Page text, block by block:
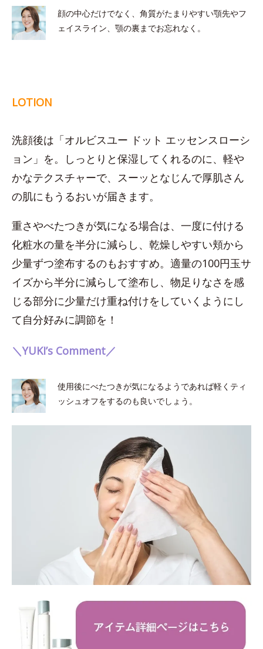
顔の中心だけでなく、角質がたまりやすい顎先やフ
ェイスライン、顎の裏までお忘れなく。
LOTION
洗顔後は「オルビスユー ドット エッセンスローシ
ョン」を。しっとりと保湿してくれるのに、軽や
かなテクスチャーで、スーッとなじんで厚肌さん
の肌にもうるおいが届きます。
重さやべたつきが気になる場合は、一度に付ける
化粧水の量を半分に減らし、乾燥しやすい頬から
少量ずつ塗布するのもおすすめ。適量の100円玉サ
イズから半分に減らして塗布し、物足りなさを感
じる部分に少量だけ重ね付けをしていくようにし
て自分好みに調節を！
＼YUKI’s Comment／
使用後にべたつきが気になるようであれば軽くティ
ッシュオフをするのも良いでしょう。